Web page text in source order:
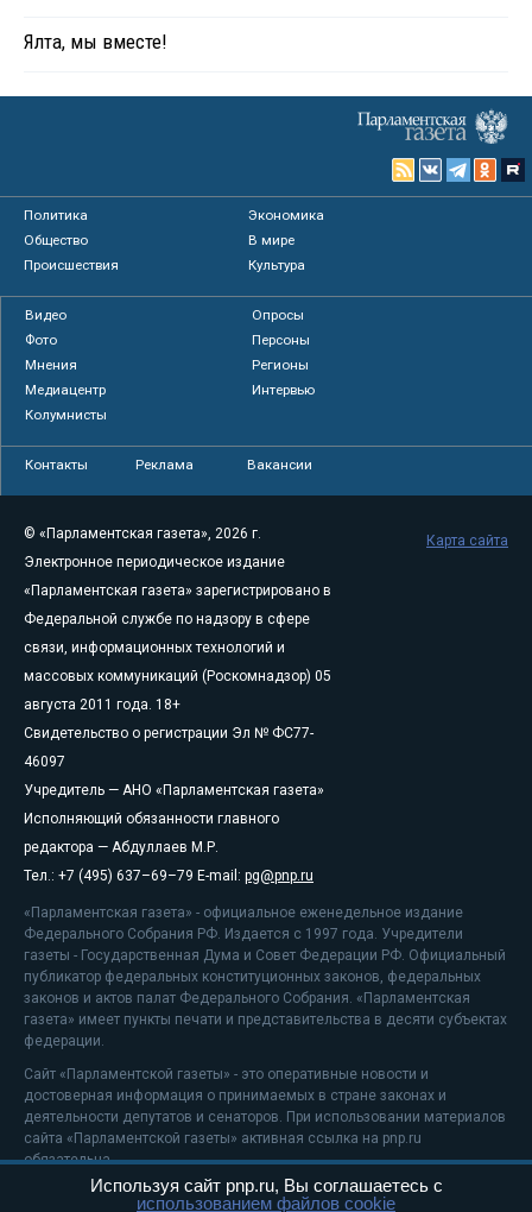
Ялта, мы вместе!
Политика
Экономика
Общество
В мире
Происшествия
Культура
Видео
Опросы
Фото
Персоны
Мнения
Регионы
Медиацентр
Интервью
Колумнисты
Контакты Реклама Вакансии
© «Парламентская газета», 2026 г.
Электронное периодическое издание
«Парламентская газета» зарегистрировано в
Федеральной службе по надзору в сфере
связи, информационных технологий и
массовых коммуникаций (Роскомнадзор) 05
августа 2011 года. 18+
Свидетельство о регистрации Эл № ФС77-
46097
Учредитель — АНО «Парламентская газета»
Исполняющий обязанности главного
редактора — Абдуллаев М.Р.
Тел.: +7 (495) 637–69–79 E-mail: pg@pnp.ru
«Парламентская газета» - официальное еженедельное издание
Федерального Собрания РФ. Издается с 1997 года. Учредители
газеты - Государственная Дума и Совет Федерации РФ. Официальный
публикатор федеральных конституционных законов, федеральных
законов и актов палат Федерального Собрания. «Парламентская
газета» имеет пункты печати и представительства в десяти субъектах
федерации.
Сайт «Парламентской газеты» - это оперативные новости и
достоверная информация о принимаемых в стране законах и
деятельности депутатов и сенаторов. При использовании материалов
сайта «Парламентской газеты» активная ссылка на pnp.ru
обязательна.
На информационном ресурсе применяютсярекомендательные
Карта сайта
Используя сайт pnp.ru, Вы соглашаетесь с
использованием файлов cookie